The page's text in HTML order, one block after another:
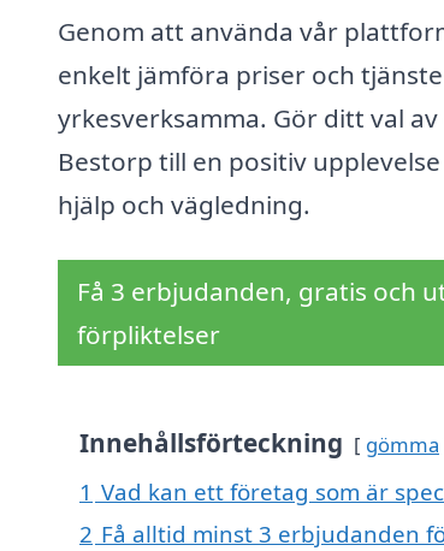
Genom att använda vår
enkelt jämföra priser och
yrkesverksamma. Gör ditt val
Bestorp till en positiv
hjälp och vägledning.
Få 3 erbjudanden, gratis och
förpliktelser
Innehållsförteckning gömma
1 Vad kan ett företag som är
2 Få alltid minst 3 erbjudanden